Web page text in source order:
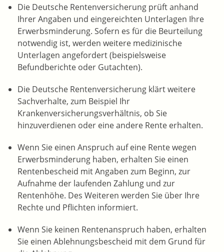
Die Deutsche Rentenversicherung prüft anhand
Ihrer Angaben und eingereichten Unterlagen Ihre
Erwerbsminderung. Sofern es für die Beurteilung
notwendig ist, werden weitere medizinische
Unterlagen angefordert (beispielsweise
Befundberichte oder Gutachten).
Die Deutsche Rentenversicherung klärt weitere
Sachverhalte, zum Beispiel Ihr
Krankenversicherungsverhältnis, ob Sie
hinzuverdienen oder eine andere Rente erhalten.
Wenn Sie einen Anspruch auf eine Rente wegen
Erwerbsminderung haben, erhalten Sie einen
Rentenbescheid mit Angaben zum Beginn, zur
Aufnahme der laufenden Zahlung und zur
Rentenhöhe. Des Weiteren werden Sie über Ihre
Rechte und Pflichten informiert.
Wenn Sie keinen Rentenanspruch haben, erhalten
Sie einen Ablehnungsbescheid mit dem Grund für